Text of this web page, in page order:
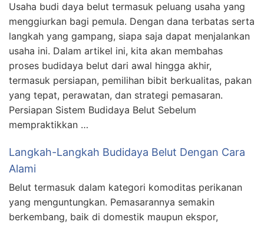
Usaha budi daya belut termasuk peluang usaha yang
menggiurkan bagi pemula. Dengan dana terbatas serta
langkah yang gampang, siapa saja dapat menjalankan
usaha ini. Dalam artikel ini, kita akan membahas
proses budidaya belut dari awal hingga akhir,
termasuk persiapan, pemilihan bibit berkualitas, pakan
yang tepat, perawatan, dan strategi pemasaran.
Persiapan Sistem Budidaya Belut Sebelum
mempraktikkan …
Langkah-Langkah Budidaya Belut Dengan Cara
Alami
Belut termasuk dalam kategori komoditas perikanan
yang menguntungkan. Pemasarannya semakin
berkembang, baik di domestik maupun ekspor,